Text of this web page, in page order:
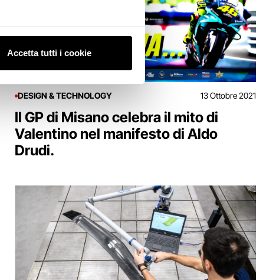
Accetta tutti i cookie
DESIGN & TECHNOLOGY 13 Ottobre 2021
Il GP di Misano celebra il mito di
Valentino nel manifesto di Aldo
Drudi.